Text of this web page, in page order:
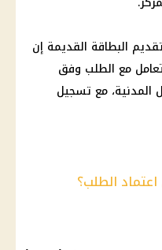
البطاقة القديمة إن
مع الطلب وفق
المدنية، مع تسجيل
الطلب؟